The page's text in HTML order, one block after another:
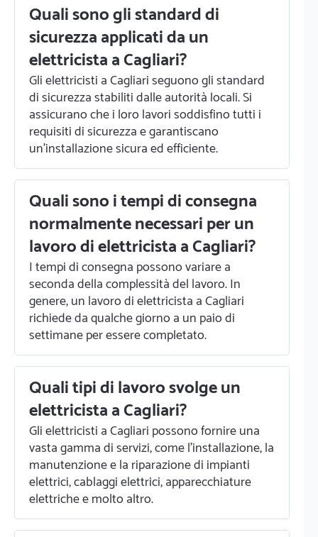
Quali sono gli standard di
sicurezza applicati da un
elettricista a Cagliari?
Gli elettricisti a Cagliari seguono gli standard
di sicurezza stabiliti dalle autorità locali. Si
assicurano che i loro lavori soddisfino tutti i
requisiti di sicurezza e garantiscano
un'installazione sicura ed efficiente.
Quali sono i tempi di consegna
normalmente necessari per un
lavoro di elettricista a Cagliari?
I tempi di consegna possono variare a
seconda della complessità del lavoro. In
genere, un lavoro di elettricista a Cagliari
richiede da qualche giorno a un paio di
settimane per essere completato.
Quali tipi di lavoro svolge un
elettricista a Cagliari?
Gli elettricisti a Cagliari possono fornire una
vasta gamma di servizi, come l'installazione, la
manutenzione e la riparazione di impianti
elettrici, cablaggi elettrici, apparecchiature
elettriche e molto altro.